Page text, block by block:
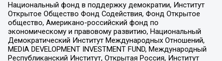
Национальный фонд в поддержку демократии, Институт
Открытое Общество Фонд Содействия, Фонд Открытое
общество, Американо-российский фонд по
экономическому и правовому развитию, Национальный
Демократический Институт Международных Отношений,
MEDIA DEVELOPMENT INVESTMENT FUND, Международный
Республиканский Институт, Открытая Россия, Институт